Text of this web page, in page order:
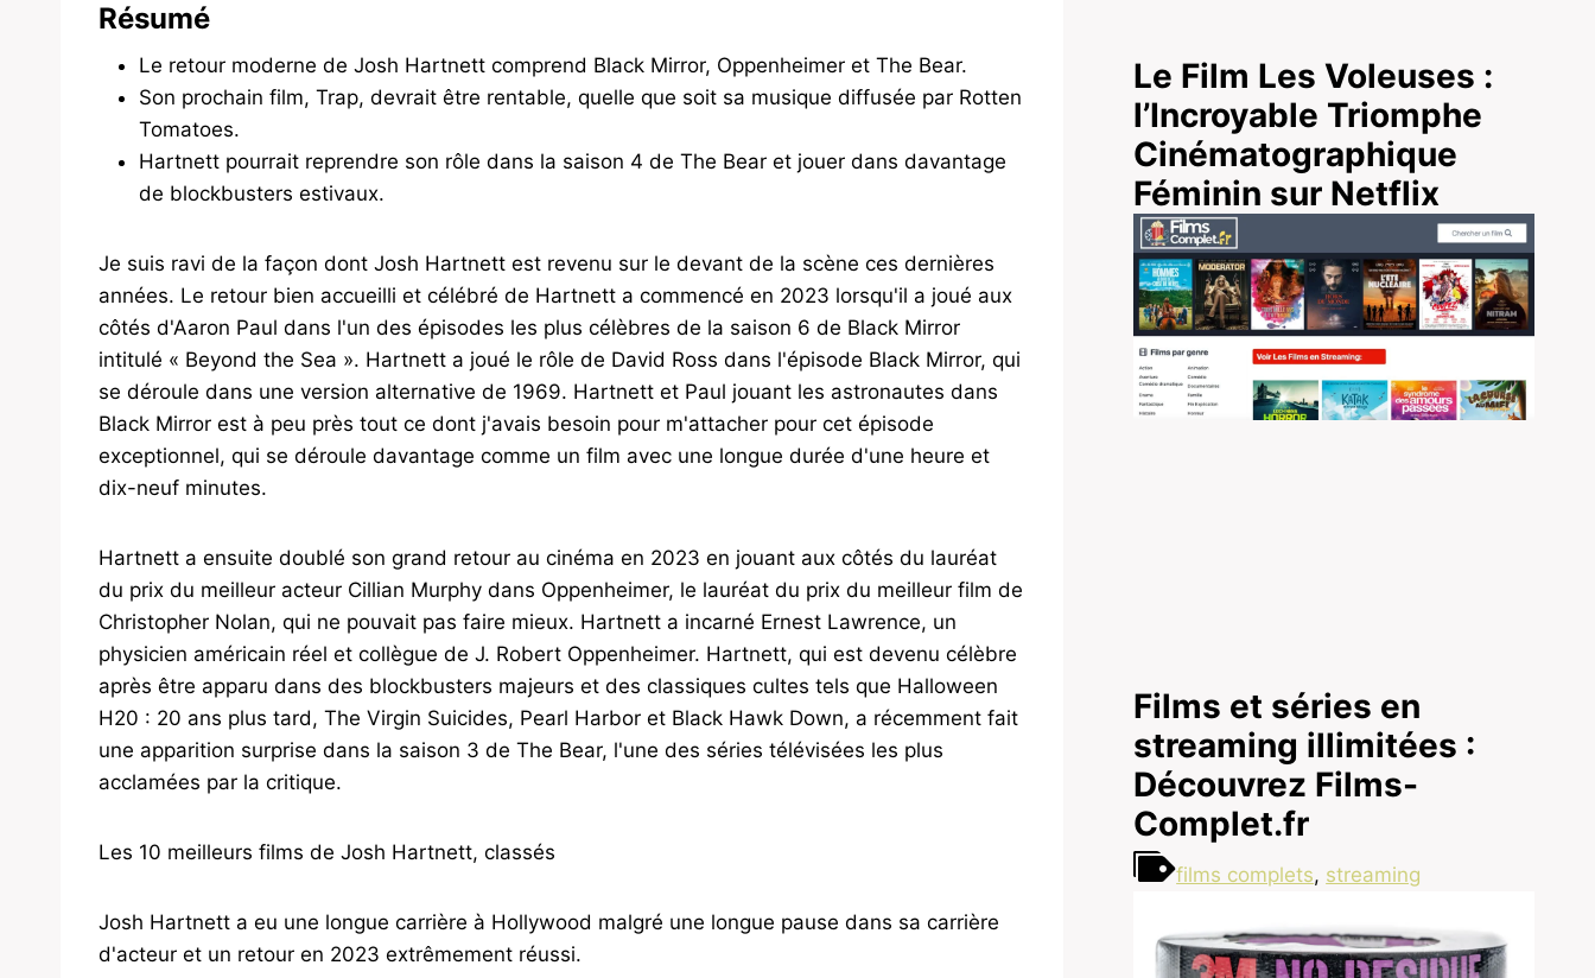
Résumé
Le retour moderne de Josh Hartnett comprend Black Mirror, Oppenheimer et The Bear.
Son prochain film, Trap, devrait être rentable, quelle que soit sa musique diffusée par Rotten
Tomatoes.
Hartnett pourrait reprendre son rôle dans la saison 4 de The Bear et jouer dans davantage
de blockbusters estivaux.
Je suis ravi de la façon dont Josh Hartnett est revenu sur le devant de la scène ces dernières
années. Le retour bien accueilli et célébré de Hartnett a commencé en 2023 lorsqu'il a joué aux
côtés d'Aaron Paul dans l'un des épisodes les plus célèbres de la saison 6 de Black Mirror
intitulé « Beyond the Sea ». Hartnett a joué le rôle de David Ross dans l'épisode Black Mirror, qui
se déroule dans une version alternative de 1969. Hartnett et Paul jouant les astronautes dans
Black Mirror est à peu près tout ce dont j'avais besoin pour m'attacher pour cet épisode
exceptionnel, qui se déroule davantage comme un film avec une longue durée d'une heure et
dix-neuf minutes.
Hartnett a ensuite doublé son grand retour au cinéma en 2023 en jouant aux côtés du lauréat
du prix du meilleur acteur Cillian Murphy dans Oppenheimer, le lauréat du prix du meilleur film de
Christopher Nolan, qui ne pouvait pas faire mieux. Hartnett a incarné Ernest Lawrence, un
physicien américain réel et collègue de J. Robert Oppenheimer. Hartnett, qui est devenu célèbre
après être apparu dans des blockbusters majeurs et des classiques cultes tels que Halloween
H20 : 20 ans plus tard, The Virgin Suicides, Pearl Harbor et Black Hawk Down, a récemment fait
une apparition surprise dans la saison 3 de The Bear, l'une des séries télévisées les plus
acclamées par la critique.
Les 10 meilleurs films de Josh Hartnett, classés
Josh Hartnett a eu une longue carrière à Hollywood malgré une longue pause dans sa carrière
d'acteur et un retour en 2023 extrêmement réussi.
Le Film Les Voleuses :
l’Incroyable Triomphe
Cinématographique
Féminin sur Netflix
Films et séries en
streaming illimitées :
Découvrez Films-
Complet.fr
films complets, streaming